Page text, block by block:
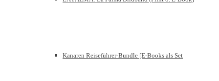
Kanaren Reiseführer-Bundle [E-Books als Set